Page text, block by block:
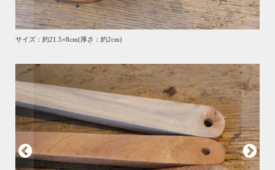
サイズ：約21.5×8cm(厚さ：約2cm)